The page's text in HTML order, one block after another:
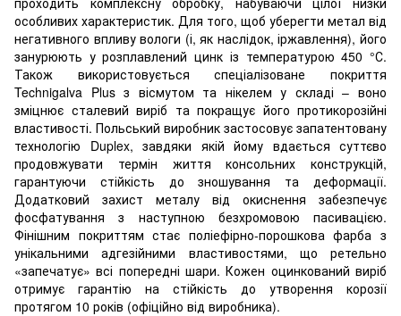
особливих характеристик. Для того, щоб уберегти метал від
негативного впливу вологи (і, як наслідок, іржавлення), його
занурюють у розплавлений цинк із температурою 450 °С.
Також використовується спеціалізоване покриття
Technigalva Plus з вісмутом та нікелем у складі – воно
зміцнює сталевий виріб та покращує його протикорозійні
властивості. Польський виробник застосовує запатентовану
технологію Duplex, завдяки якій йому вдається суттєво
продовжувати термін життя консольних конструкцій,
гарантуючи стійкість до зношування та деформації.
Додатковий захист металу від окиснення забезпечує
фосфатування з наступною безхромовою пасивацією.
Фінішним покриттям стає поліефірно-порошкова фарба з
унікальними адгезійними властивостями, що ретельно
«запечатує» всі попередні шари. Кожен оцинкований виріб
отримує гарантію на стійкість до утворення корозії
протягом 10 років (офіційно від виробника).